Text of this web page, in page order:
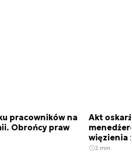
pracowników na
Obrońcy praw
Akt
więzienia
2 min.